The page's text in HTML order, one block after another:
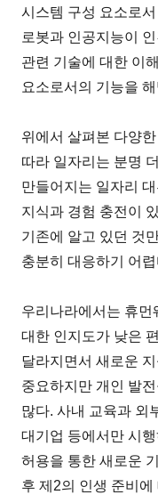
시스템 구성 요소로
로봇과 인공지능이
관련 기술에 대한 이
요소로서의 기능을
위에서 살펴본 다양
따라 일자리는 분명
만들어지는 일자리
지식과 경험 충전이
기존에 알고 있던 것
충분히 대응하기 어렵
우리나라에서는 휴먼
대한 인지도가 낮은
달라지면서 새로운
중요하지만 개인 발
많다. 사내 교육과 외
대기업 등에서만 시
허용을 통한 새로운
후 제2의 인생 준비